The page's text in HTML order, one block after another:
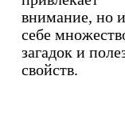
внимание, но
себе
загадок и
свойств.